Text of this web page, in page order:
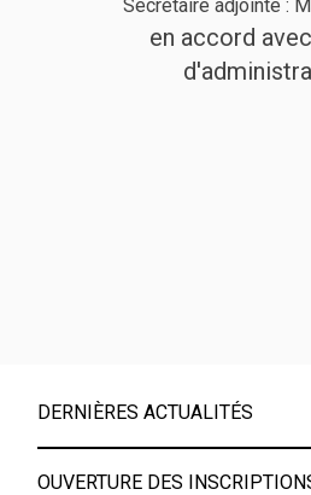
Secrétaire adjointe :
en accord
DERNIÈRES ACTUALITÉS
OUVERTURE DES